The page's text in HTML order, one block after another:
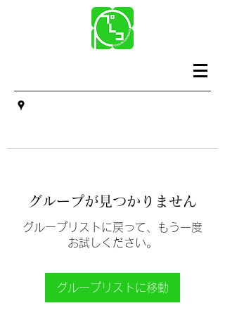
グループが見つかりません
グループリストに戻って、もう一度
お試しください。
グループリストに移動